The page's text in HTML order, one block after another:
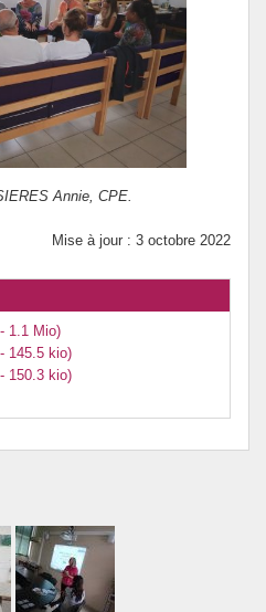
Annie, CPE.
Mise à jour : 3 octobre 2022
1.1 Mio)
145.5 kio)
150.3 kio)